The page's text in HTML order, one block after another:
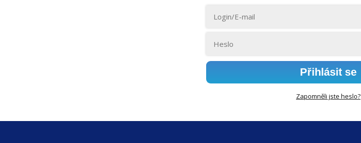
Přihlásit se
Zapomněli jste heslo?